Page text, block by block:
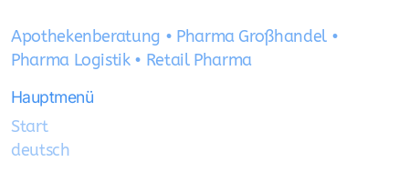
Apothekenberatung • Pharma Großhandel •
Pharma Logistik • Retail Pharma
Hauptmenü
Start
deutsch